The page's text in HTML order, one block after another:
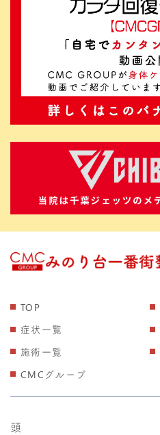
TOP
症状一覧
施術一覧
CMCグループ
頭